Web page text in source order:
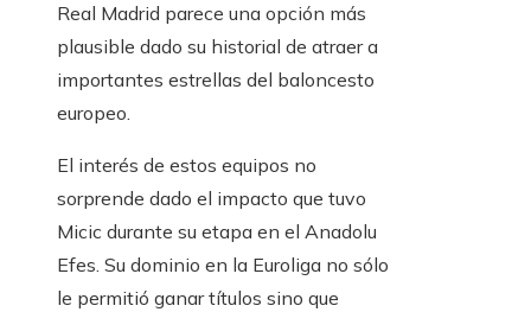
Real Madrid parece una opción más
plausible dado su historial de atraer a
importantes estrellas del baloncesto
europeo.
El interés de estos equipos no
sorprende dado el impacto que tuvo
Micic durante su etapa en el Anadolu
Efes. Su dominio en la Euroliga no sólo
le permitió ganar títulos sino que